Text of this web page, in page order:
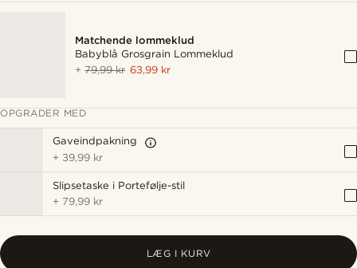
Matchende lommeklud
Babyblå Grosgrain Lommeklud
+79,99 kr 63,99 kr
OPGRADER MED
Gaveindpakning
+ 39,99 kr
Slipsetaske i Portefølje-stil
+ 79,99 kr
LÆG I KURV